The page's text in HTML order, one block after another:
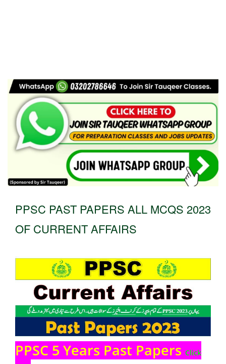
PPSC PAST PAPERS ALL MCQS 2023
OF CURRENT AFFAIRS
PPSC 5 Years Past Papers Click